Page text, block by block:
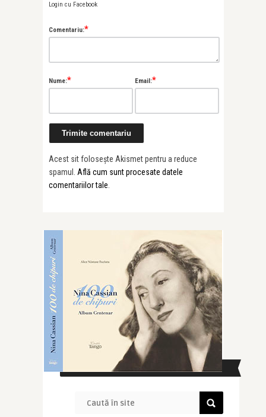
Login cu Facebook
Comentariu:*
Nume:* Email:*
Acest sit folosește Akismet pentru a reduce
spamul. Află cum sunt procesate datele
comentariilor tale.
CAUTĂ ÎN SITE